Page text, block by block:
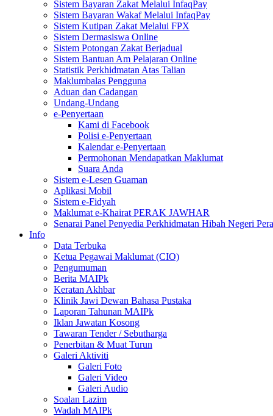
Sistem Bayaran Zakat Melalui InfaqPay
Sistem Bayaran Wakaf Melalui InfaqPay
Sistem Kutipan Zakat Melalui FPX
Sistem Dermasiswa Online
Sistem Potongan Zakat Berjadual
Sistem Bantuan Am Pelajaran Online
Statistik Perkhidmatan Atas Talian
Maklumbalas Pengguna
Aduan dan Cadangan
Undang-Undang
e-Penyertaan
Kami di Facebook
Polisi e-Penyertaan
Kalendar e-Penyertaan
Permohonan Mendapatkan Maklumat
Suara Anda
Sistem e-Lesen Guaman
Aplikasi Mobil
Sistem e-Fidyah
Maklumat e-Khairat PERAK JAWHAR
Senarai Panel Penyedia Perkhidmatan Hibah Negeri
Info
Data Terbuka
Ketua Pegawai Maklumat (CIO)
Pengumuman
Berita MAIPk
Keratan Akhbar
Klinik Jawi Dewan Bahasa Pustaka
Laporan Tahunan MAIPk
Iklan Jawatan Kosong
Tawaran Tender / Sebutharga
Penerbitan & Muat Turun
Galeri Aktiviti
Galeri Foto
Galeri Video
Galeri Audio
Soalan Lazim
Wadah MAIPk